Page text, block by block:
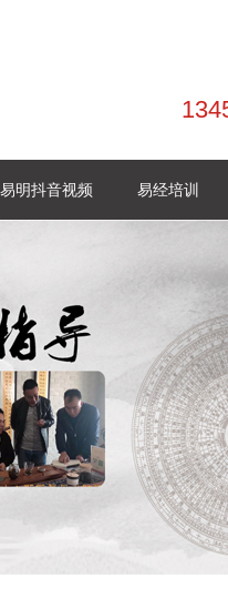
明抖音视频 易经培训